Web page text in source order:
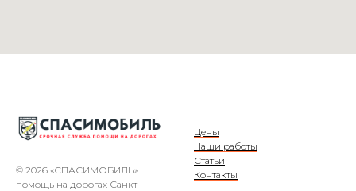
© 2026 «СПАСИМОБИЛЬ»
помощь на дорогах Санкт-
Цены
Наши работы
Статьи
Контакты